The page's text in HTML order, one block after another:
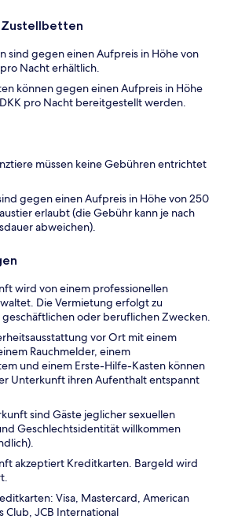
sind gegen einen Aufpreis in Höhe von
Nacht erhältlich.
können gegen einen Aufpreis in Höhe
pro Nacht bereitgestellt werden.
müssen keine Gebühren entrichtet
gegen einen Aufpreis in Höhe von 250
erlaubt (die Gebühr kann je nach
abweichen).
wird von einem professionellen
Die Vermietung erfolgt zu
oder beruflichen Zwecken.
vor Ort mit einem
Rauchmelder, einem
und einem Erste-Hilfe-Kasten können
Unterkunft ihren Aufenthalt entspannt
sind Gäste jeglicher sexuellen
Geschlechtsidentität willkommen
akzeptiert Kreditkarten. Bargeld wird
Visa, Mastercard, American
Club, JCB International